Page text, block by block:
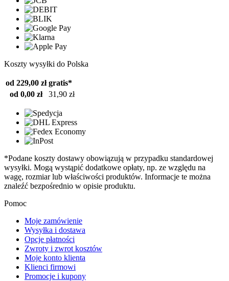
Koszty wysyłki do Polska
od 229,00 zł gratis*
od 0,00 zł
31,90 zł
*Podane koszty dostawy obowiązują w przypadku standardowej
wysyłki. Mogą wystąpić dodatkowe opłaty, np. ze względu na
wagę, rozmiar lub właściwości produktów. Informacje te można
znaleźć bezpośrednio w opisie produktu.
Pomoc
Moje zamówienie
Wysyłka i dostawa
Opcje płatności
Zwroty i zwrot kosztów
Moje konto klienta
Klienci firmowi
Promocje i kupony